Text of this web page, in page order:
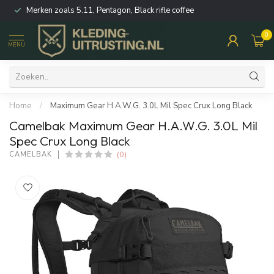
Merken zoals 5.11, Pentagon, Black rifle coffee
MENU
0
Home / Maximum Gear H.A.W.G. 3.0L Mil Spec Crux Long Black
Camelbak Maximum Gear H.A.W.G. 3.0L Mil
Spec Crux Long Black
CAMELBAK (0)